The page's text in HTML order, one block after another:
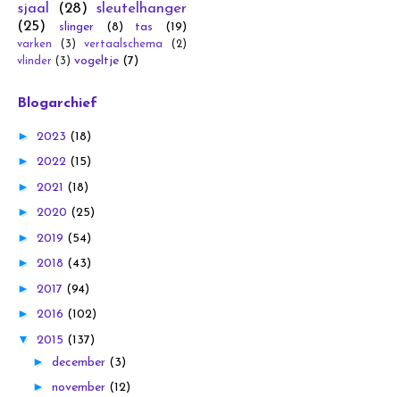
sjaal (28)
sleutelhanger
(25)
slinger (8) tas (19)
varken (3) vertaalschema
(2)
vlinder (3) vogeltje (7)
Blogarchief
► 2023 (18)
► 2022 (15)
► 2021 (18)
► 2020 (25)
► 2019 (54)
► 2018 (43)
► 2017 (94)
► 2016 (102)
▼ 2015 (137)
► december (3)
► november (12)